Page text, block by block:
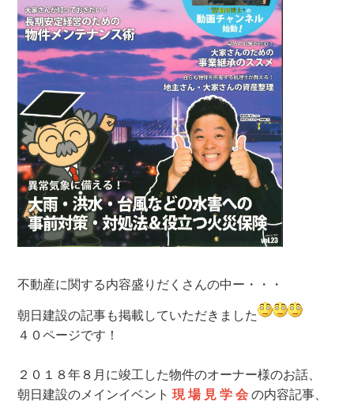
不動産に関する内容盛りだくさんの中ー・・・
朝日建設の記事も掲載していただきました
４０ページです！
２０１８年８月に竣工した物件のオーナー様のお話、
朝日建設のメインイベント 現 場 見 学 会の内容記事、